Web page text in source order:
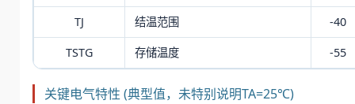
TJ 结温范围 -40
TSTG 存储温度 -55
关键电气特性 (典型值，未特别说明TA=25℃)